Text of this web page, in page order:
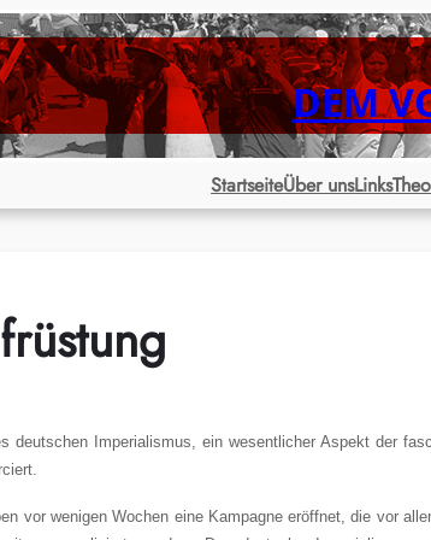
DEM
StartseiteÜber unsLinks
deutschen Imperialismus, ein wesentlicher Aspekt der
vor wenigen Wochen eine Kampagne eröffnet, die vor